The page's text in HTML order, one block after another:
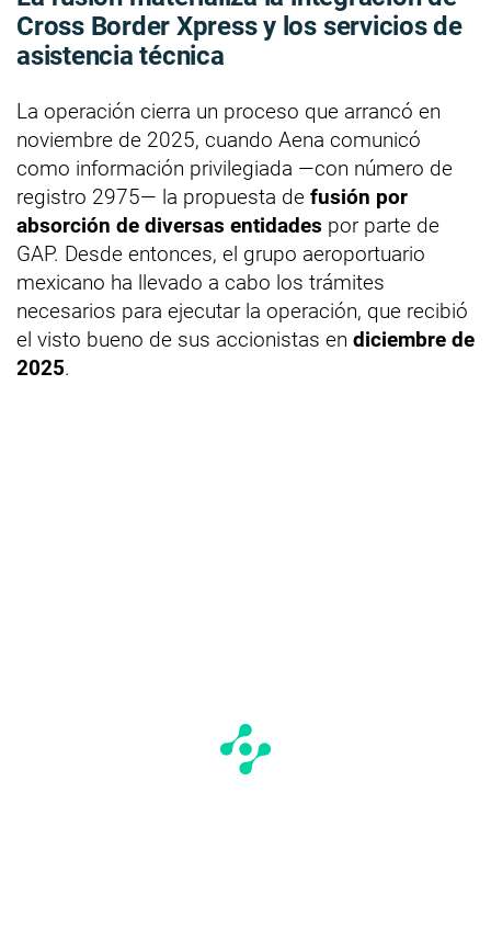
Cross Border Xpress y los servicios de
asistencia técnica
La operación cierra un proceso que arrancó en
noviembre de 2025, cuando Aena comunicó
como información privilegiada —con número de
registro 2975— la propuesta de fusión por
absorción de diversas entidades por parte de
GAP. Desde entonces, el grupo aeroportuario
mexicano ha llevado a cabo los trámites
necesarios para ejecutar la operación, que recibió
el visto bueno de sus accionistas en diciembre de
2025.